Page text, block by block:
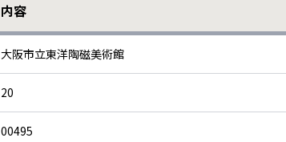
内容
大阪市立東洋陶磁美術館
20
00495